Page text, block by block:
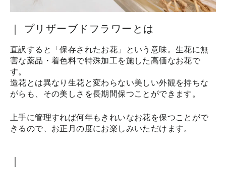
｜ プリザーブドフラワーとは
直訳すると「保存されたお花」という意味。生花に無
害な薬品・着色料で特殊加工を施した高価なお花で
す。
造花とは異なり生花と変わらない美しい外観を持ちな
がらも、その美しさを長期間保つことができます。
上手に管理すれば何年もきれいなお花を保つことがで
きるので、お正月の度にお楽しみいただけます。